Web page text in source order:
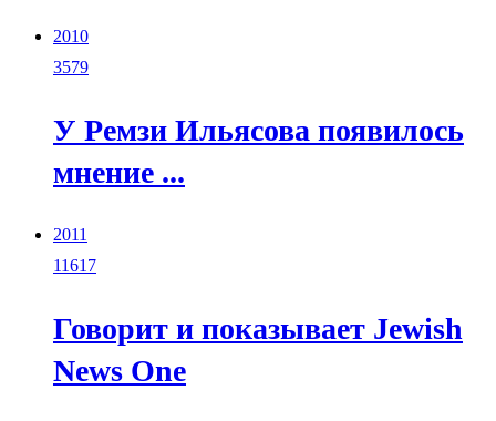
2010
3579
У Ремзи Ильясова появилось
мнение ...
2011
11617
Говорит и показывает Jewish
News One